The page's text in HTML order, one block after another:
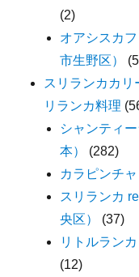
(2)
オアシスカ
市生野区）
スリランカカリ
リランカ料理
シャンティ
本）
(282)
カラピンチ
スリランカ
央区）
(37)
リトルラン
(12)